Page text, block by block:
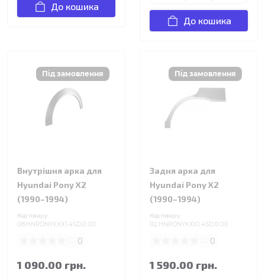
До кошика
До кошика
Внутрішня арка для
Hyundai Pony X2
(1990–1994)
Код товару:
08.HNPONYXXX1.4SD.0.00
0
1 090.00 грн.
Задня арка для
Hyundai Pony X2
(1990–1994)
Код товару:
02.HNPONYXXX1.4SD.0.00
0
1 590.00 грн.